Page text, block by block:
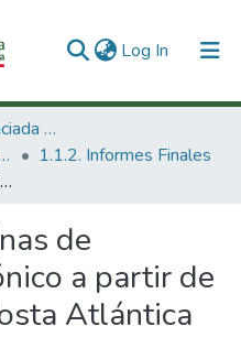
Log In (current)
1. Investigación Financiada con Recursos Públicos
investigación
1.1.2. Informes Finales
Resinas de intercambio catiónico a partir de carbones de la Costa Atlántica
de
a partir de
Atlántica